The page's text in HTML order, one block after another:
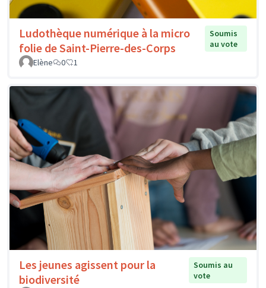
Ludothèque numérique à la micro
folie de Saint-Pierre-des-Corps
Soumis
au vote
Elène
0 1
Les jeunes agissent pour la
biodiversité
Soumis au
vote